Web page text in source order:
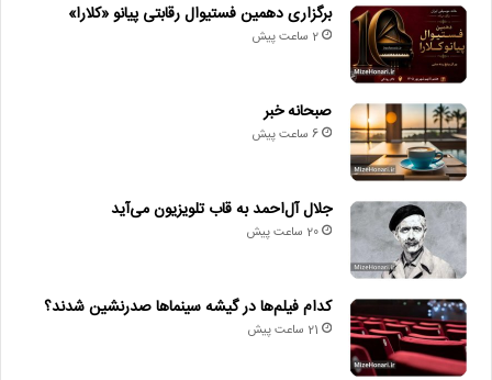
برگزاری دهمین فستیوال رقابتی پیانو «کلارا»
2 ساعت پیش
صبحانه خبر
6 ساعت پیش
جلال آل‌احمد به قاب تلویزیون می‌آید
20 ساعت پیش
کدام فیلم‌ها در گیشه سینماها صدرنشین شدند؟
21 ساعت پیش